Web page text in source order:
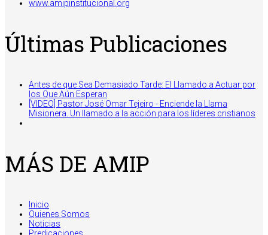
www.amipinstitucional.org
Últimas Publicaciones
Antes de que Sea Demasiado Tarde: El Llamado a Actuar por
los Que Aún Esperan
[VIDEO] Pastor José Omar Tejeiro - Enciende la Llama
Misionera. Un llamado a la acción para los líderes cristianos
MÁS DE AMIP
Inicio
Quienes Somos
Noticias